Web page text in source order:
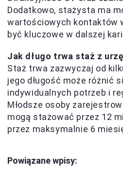
Dodatkowo, stażysta ma
wartościowych kontaktów
być kluczowe w dalszej
Jak długo trwa staż z
Staż trwa zazwyczaj od
jego długość może różnić
indywidualnych potrzeb i
Młodsze osoby
mogą stażować przez 12
przez maksymalnie 6
Powiązane wpisy: